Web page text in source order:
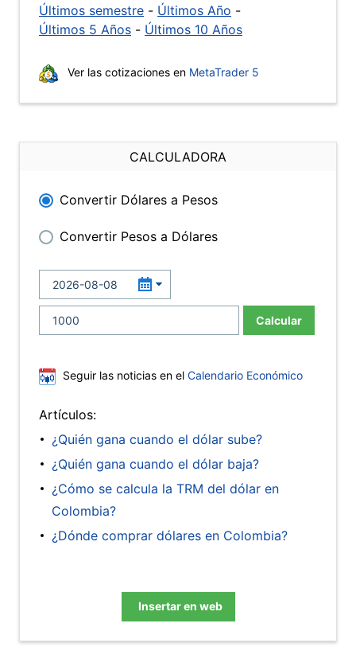
Últimos semestre - Últimos Año -
Últimos 5 Años - Últimos 10 Años
Ver las cotizaciones en MetaTrader 5
CALCULADORA
Convertir Dólares a Pesos
Convertir Pesos a Dólares
Calcular
Seguir las noticias en el Calendario Económico
Artículos:
¿Quién gana cuando el dólar sube?
¿Quién gana cuando el dólar baja?
¿Cómo se calcula la TRM del dólar en
Colombia?
¿Dónde comprar dólares en Colombia?
Insertar en web